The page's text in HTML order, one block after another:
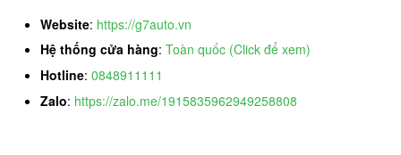
Website: https://g7auto.vn
Hệ thống cửa hàng: Toàn quốc (Click để xem)
Hotline: 0848911111
Zalo: https://zalo.me/1915835962949258808